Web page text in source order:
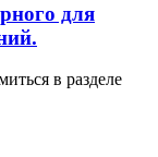
для
в разделе